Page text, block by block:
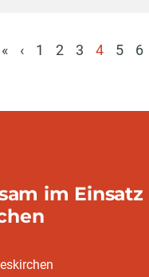
« ‹ 1 2 3
4
5 6
im